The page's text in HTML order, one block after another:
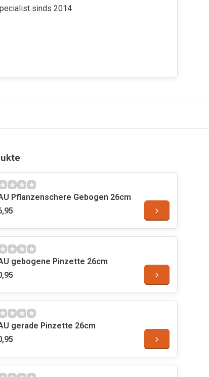
sinds 2014
Pflanzenschere Gebogen 26cm
gebogene Pinzette 26cm
gerade Pinzette 26cm